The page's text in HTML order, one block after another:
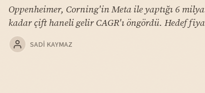
Oppenheimer, Corning'in Meta ile yaptığı 6
kadar çift haneli gelir CAGR'ı öngördü. Hedef
SADI KAYMAZ